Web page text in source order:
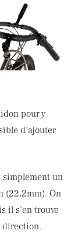
pour y
d’ajouter
simplement un
(22,2mm). On
il s’en trouve
direction.